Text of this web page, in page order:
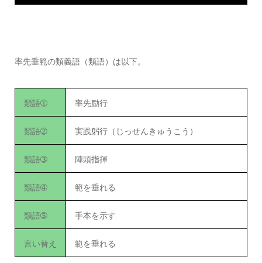
率先垂範の類義語（類語）は以下。
類語➀ 率先励行
類語➁ 実践躬行（じっせんきゅうこう）
類語➂ 陣頭指揮
類語➃ 範を垂れる
類語➄ 手本を示す
言い替え 範を垂れる